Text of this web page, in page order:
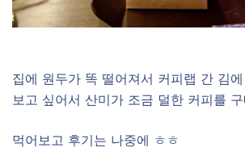
집에 원두가 똑 떨어져서 커피랩 간 김
보고 싶어서 산미가 조금 덜한 커피를
먹어보고 후기는 나중에 ㅎㅎ